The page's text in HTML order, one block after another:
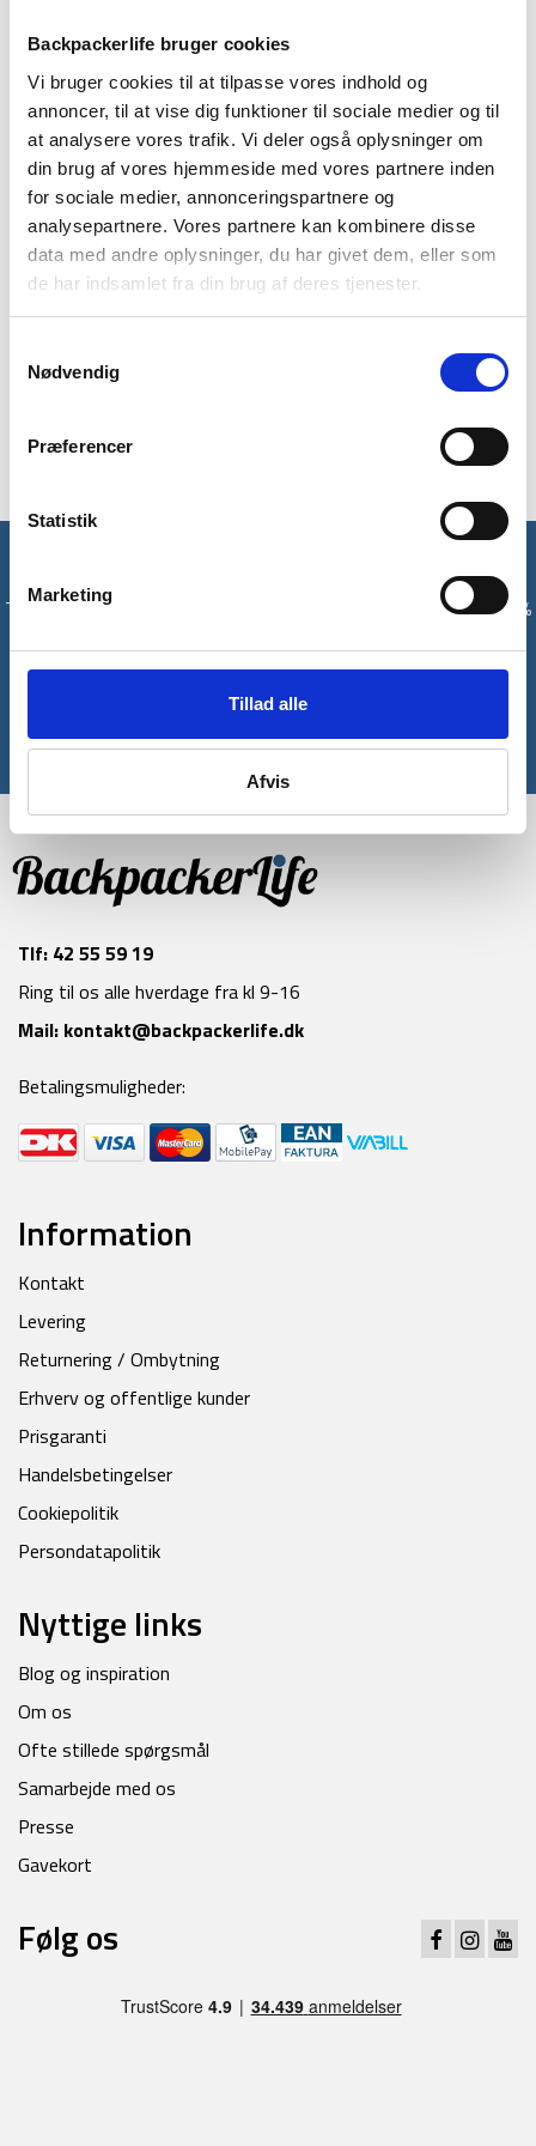
Backpackerlife bruger cookies
Vi bruger cookies til at tilpasse vores indhold og
annoncer, til at vise dig funktioner til sociale medier og til
at analysere vores trafik. Vi deler også oplysninger om
din brug af vores hjemmeside med vores partnere inden
for sociale medier, annonceringspartnere og
analysepartnere. Vores partnere kan kombinere disse
data med andre oplysninger, du har givet dem, eller som
de har indsamlet fra din brug af deres tjenester.
Nødvendig
Præferencer
Statistik
Marketing
Tillad alle
Afvis
holde op til 3 år uåbnet.
Denne energibar indeholder:Energibar chokolade 50g.
Ingredienser: Valsethavre, glykosesirup, mørk belægning
13%, (sukker, vegetabilsk olie og fedt (palme, shea),
fedtreduceret kakao, emulgatorer, (sorbitan tristearat,
solsikkelecithin), vanillin), vegetabilsk olie (palme, shea) sukker,
rapsolie, kakaopulver, smag, salt.
Allergener : Havre, chokolade, mælk og soja.Kan indeholde
mælk, æg og soja.
g inklusive mættede fedtsyrer 5,4 g, kulhydrater 59 g
inklusive sukkerarter 29 g, protein 6,6 g, salt 0,41 g.
Nettovægt: 50g
Tilmeld dig vores nyhedsbrev og modtag med det samme en 10%
*Gælder ikke allerede nedsatte varer
Tlf: 42 55 59 19
Ring til os alle hverdage fra kl 9-16
Mail: kontakt@backpackerlife.dk
Betalingsmuligheder:
Information
Kontakt
Levering
Returnering / Ombytning
Erhverv og offentlige kunder
Prisgaranti
Handelsbetingelser
Cookiepolitik
Persondatapolitik
Nyttige links
Blog og inspiration
Om os
Ofte stillede spørgsmål
Samarbejde med os
Presse
Gavekort
Følg os